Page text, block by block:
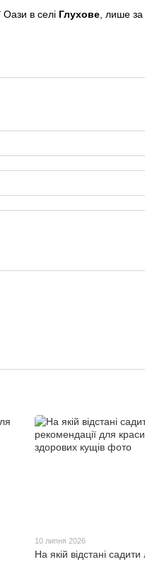
в селі Глухове , лише
10 липня 2026
На якій відстані